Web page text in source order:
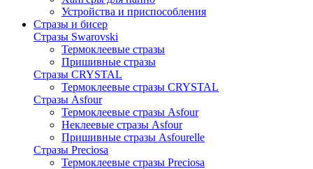
Устройства и приспособления
Стразы и бисер
Стразы Swarovski
Термоклеевые стразы
Пришивные стразы
Стразы CRYSTAL
Термоклеевые стразы CRYSTAL
Стразы Asfour
Термоклеевые стразы Asfour
Неклеевые стразы Asfour
Пришивные стразы Asfourelle
Стразы Preciosa
Термоклеевые стразы Preciosa